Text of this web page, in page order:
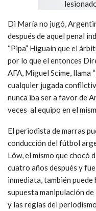
Di María no jugó,
después de aquel penal
“Pipa” Higuaín que el
por lo que el entonces
AFA, Miguel Scime, llama
cualquier jugada
nunca iba ser a favor de
veces al equipo en el
El periodista de marras
conducción del fútbol
Löw, el mismo que chocó
cuatro años después y
inmediata, también
supuesta manipulación
y las reglas del